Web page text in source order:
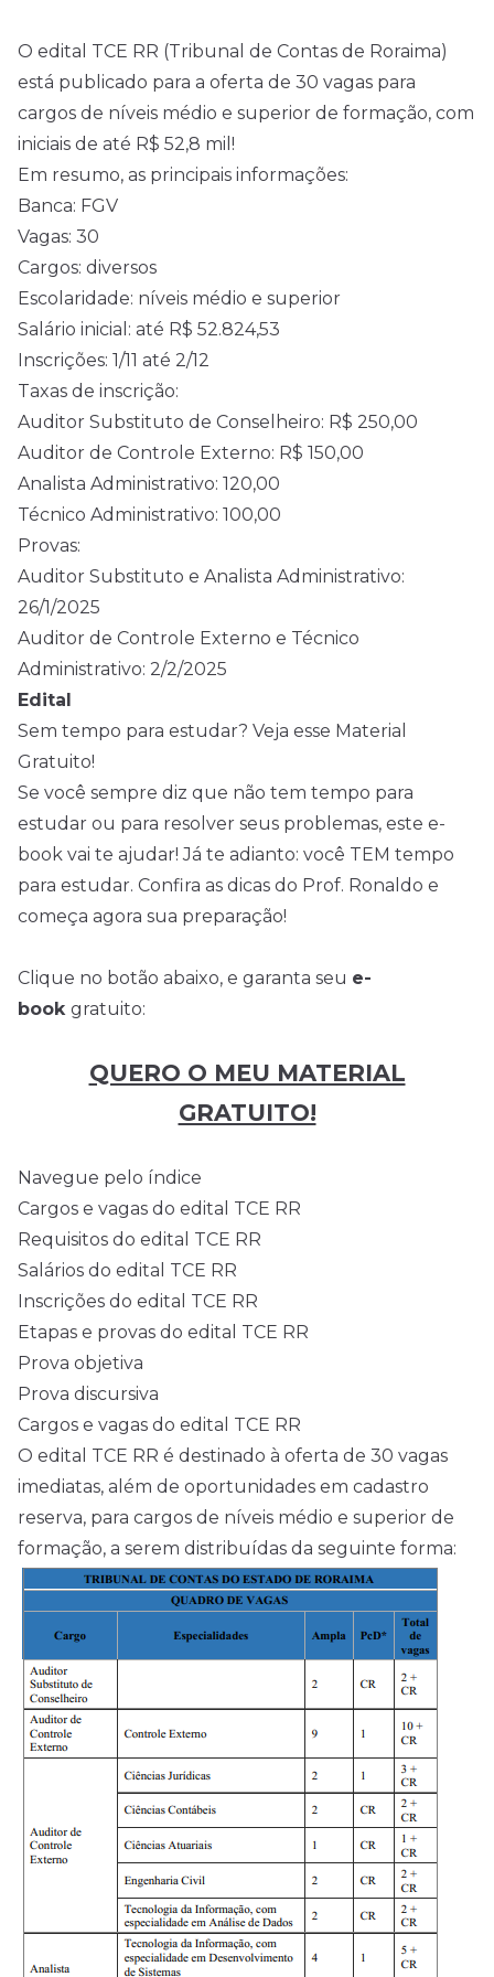
O edital TCE RR (Tribunal de Contas de Roraima)
está publicado para a oferta de 30 vagas para
cargos de níveis médio e superior de formação, com
iniciais de até R$ 52,8 mil!
Em resumo, as principais informações:
Banca: FGV
Vagas: 30
Cargos: diversos
Escolaridade: níveis médio e superior
Salário inicial: até R$ 52.824,53
Inscrições: 1/11 até 2/12
Taxas de inscrição:
Auditor Substituto de Conselheiro: R$ 250,00
Auditor de Controle Externo: R$ 150,00
Analista Administrativo: 120,00
Técnico Administrativo: 100,00
Provas:
Auditor Substituto e Analista Administrativo:
26/1/2025
Auditor de Controle Externo e Técnico
Administrativo: 2/2/2025
Edital
Sem tempo para estudar? Veja esse Material
Gratuito!
Se você sempre diz que não tem tempo para
estudar ou para resolver seus problemas, este e-
book vai te ajudar! Já te adianto: você TEM tempo
para estudar. Confira as dicas do Prof. Ronaldo e
começa agora sua preparação!
Clique no botão abaixo, e garanta seu e-
book gratuito:
QUERO O MEU MATERIAL
GRATUITO!
Navegue pelo índice
Cargos e vagas do edital TCE RR
Requisitos do edital TCE RR
Salários do edital TCE RR
Inscrições do edital TCE RR
Etapas e provas do edital TCE RR
Prova objetiva
Prova discursiva
Cargos e vagas do edital TCE RR
O edital TCE RR é destinado à oferta de 30 vagas
imediatas, além de oportunidades em cadastro
reserva, para cargos de níveis médio e superior de
formação, a serem distribuídas da seguinte forma: